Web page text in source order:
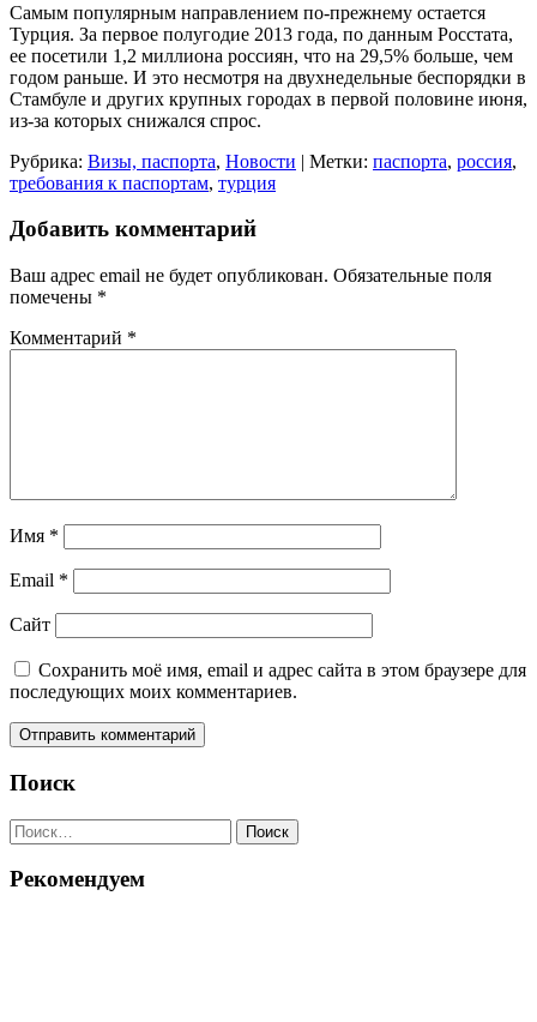
Самым популярным направлением по-прежнему остается
Турция. За первое полугодие 2013 года, по данным Росстата,
ее посетили 1,2 миллиона россиян, что на 29,5% больше, чем
годом раньше. И это несмотря на двухнедельные беспорядки в
Стамбуле и других крупных городах в первой половине июня,
из-за которых снижался спрос.
Рубрика: Визы, паспорта, Новости | Метки: паспорта, россия,
требования к паспортам, турция
Добавить комментарий
Ваш адрес email не будет опубликован. Обязательные поля
помечены *
Комментарий *
Имя *
Email *
Сайт
Сохранить моё имя, email и адрес сайта в этом браузере для
последующих моих комментариев.
Поиск
Найти:
Рекомендуем